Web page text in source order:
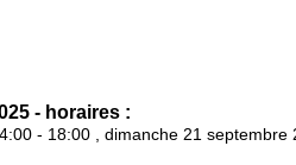
- horaires :
- 18:00 , dimanche 21 septembre